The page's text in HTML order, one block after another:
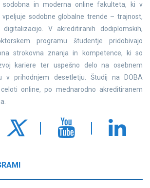
sodobna in moderna online fakulteta, ki v
sodobne globalne trende – trajnost,
digitalizacijo. V akreditiranih dodiplomskih,
programu študentje pridobivajo
strokovna znanja in kompetence, ki so
kariere ter uspešno delo na osebnem
v prihodnjem desetletju. Študij na DOBA
online, po mednarodno akreditiranem